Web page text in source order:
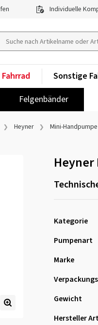
Individuelle
Fahrrad
Felgenbänder
Sonstige
Heyner Mini-
Kategorie
Pumpenart
Marke
Gewicht
Hersteller